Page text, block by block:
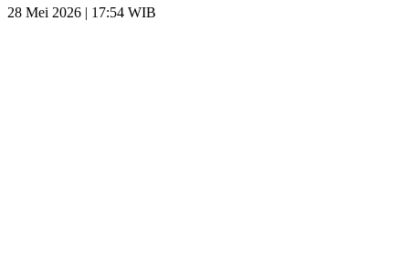
28 Mei 2026 | 17:54 WIB